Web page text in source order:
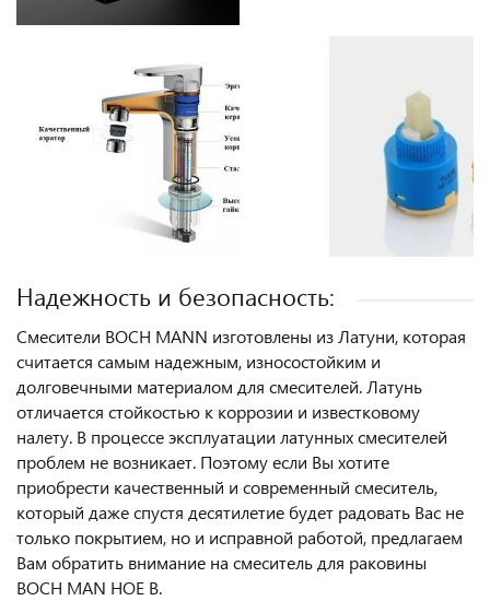
Надежность и безопасность:
Смесители BOCH MANN изготовлены из Латуни, которая
считается самым надежным, износостойким и
долговечными материалом для смесителей. Латунь
отличается стойкостью к коррозии и известковому
налету. В процессе эксплуатации латунных смесителей
проблем не возникает. Поэтому если Вы хотите
приобрести качественный и современный смеситель,
который даже спустя десятилетие будет радовать Вас не
только покрытием, но и исправной работой, предлагаем
Вам обратить внимание на смеситель для раковины
BOCH MAN HOE B.